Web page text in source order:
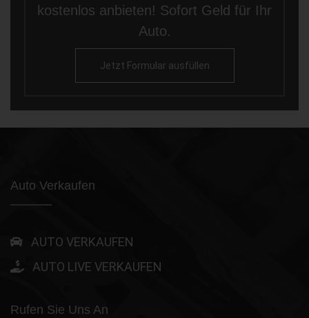
kostenlos anbieten! Sofort Geld für Ihr
Auto.
Jetzt Formular ausfüllen
Auto Verkaufen
AUTO VERKAUFEN
AUTO LIVE VERKAUFEN
Rufen Sie Uns An